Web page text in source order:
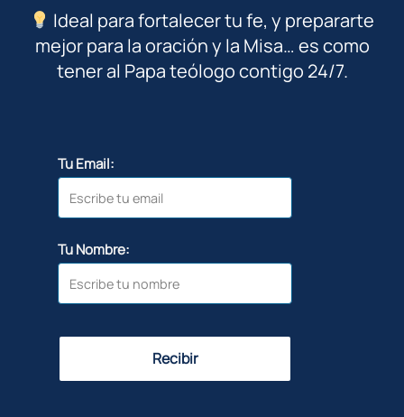
Ideal para fortalecer tu fe, y prepararte
mejor para la oración y la Misa… es como
tener al Papa teólogo contigo 24/7.
Tu Email:
Tu Nombre:
Recibir